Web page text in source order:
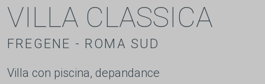
VILLA CLASSICA
FREGENE - ROMA SUD
Villa con piscina, depandance